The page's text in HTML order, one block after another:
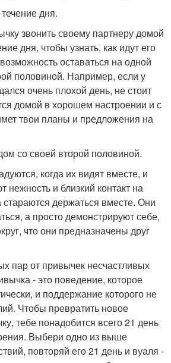
дня.
звонить своему партнеру домой
дня, чтобы узнать, как идут его
оставаться на одной
половиной. Например, если у
очень плохой день, не стоит
домой в хорошем настроении и с
твои планы и предложения на
со своей второй половиной.
когда их видят вместе, и
нежность и близкий контакт на
стараются держаться вместе. Они
а просто демонстрируют себе,
что они предназначены друг
пар от привычек несчастливых
- это поведение, которое
и поддержание которого не
Чтобы превратить новое
тебе понадобится всего 21 день
Выбери одно из выше
повторяй его 21 день и вуаля -